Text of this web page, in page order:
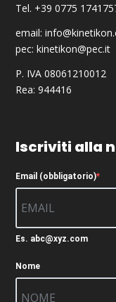
Tel. +39 0775
email:
pec:kinetikon@pec.it
P. IVA 08061210012
Rea: 944416
Iscriviti alla
Email (obbligatorio)
Es. abc@xyz.com
Nome